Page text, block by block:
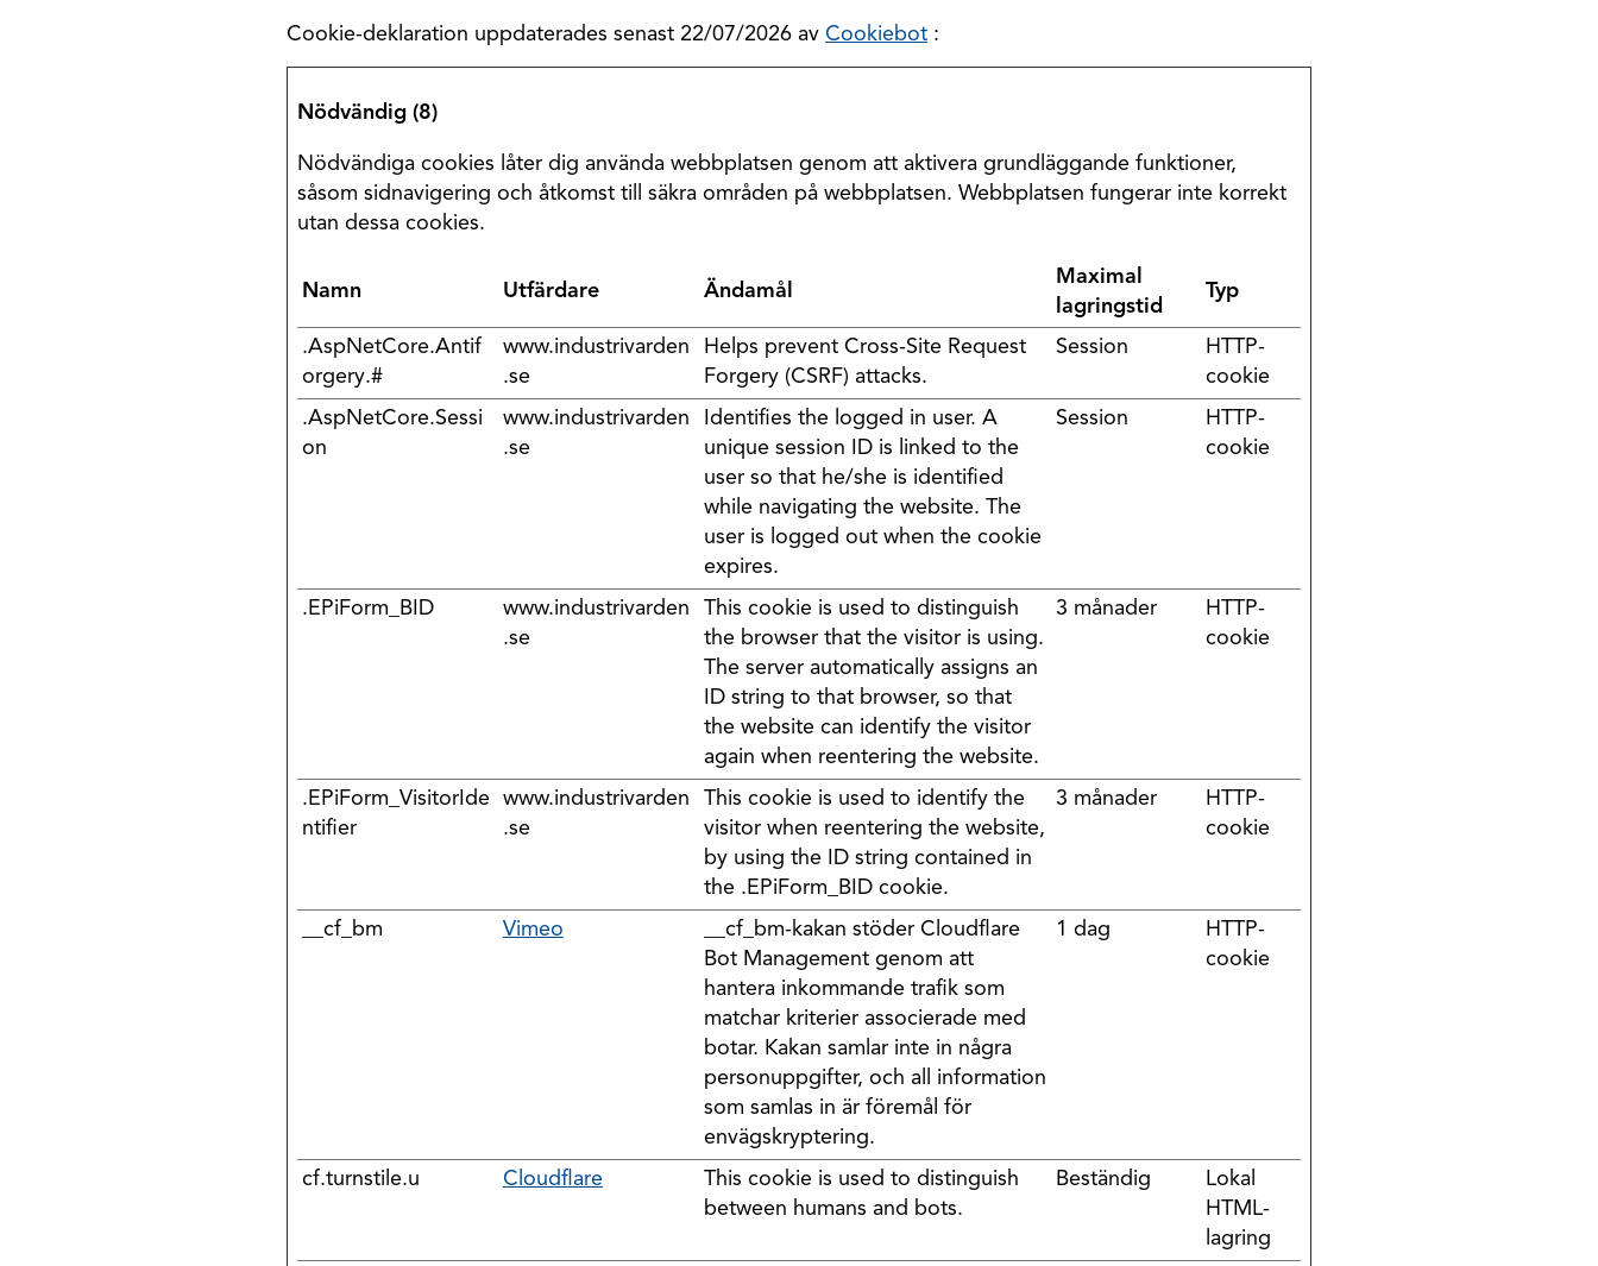
Cookie-deklaration uppdaterades senast 22/07/2026 av Cookiebot :
Nödvändig (8)
Nödvändiga cookies låter dig använda webbplatsen genom att aktivera grundläggande funktioner,
såsom sidnavigering och åtkomst till säkra områden på webbplatsen. Webbplatsen fungerar inte korrekt
utan dessa cookies.
Namn Utfärdare Ändamål
Maximal
lagringstid
Typ
.AspNetCore.Antif
orgery.#
www.industrivarden
.se
Helps prevent Cross-Site Request
Forgery (CSRF) attacks.
Session
HTTP-
cookie
.AspNetCore.Sessi
on
www.industrivarden
.se
Identifies the logged in user. A
unique session ID is linked to the
user so that he/she is identified
while navigating the website. The
user is logged out when the cookie
expires.
Session
HTTP-
cookie
.EPiForm_BID
www.industrivarden
.se
This cookie is used to distinguish
the browser that the visitor is using.
The server automatically assigns an
ID string to that browser, so that
the website can identify the visitor
again when reentering the website.
3 månader
HTTP-
cookie
.EPiForm_VisitorIde
ntifier
www.industrivarden
.se
This cookie is used to identify the
visitor when reentering the website,
by using the ID string contained in
the .EPiForm_BID cookie.
3 månader
HTTP-
cookie
__cf_bm Vimeo
__cf_bm-kakan stöder Cloudflare
Bot Management genom att
hantera inkommande trafik som
matchar kriterier associerade med
botar. Kakan samlar inte in några
personuppgifter, och all information
som samlas in är föremål för
envägskryptering.
1 dag
HTTP-
cookie
cf.turnstile.u Cloudflare
This cookie is used to distinguish
between humans and bots.
Beständig
Lokal
HTML-
lagring